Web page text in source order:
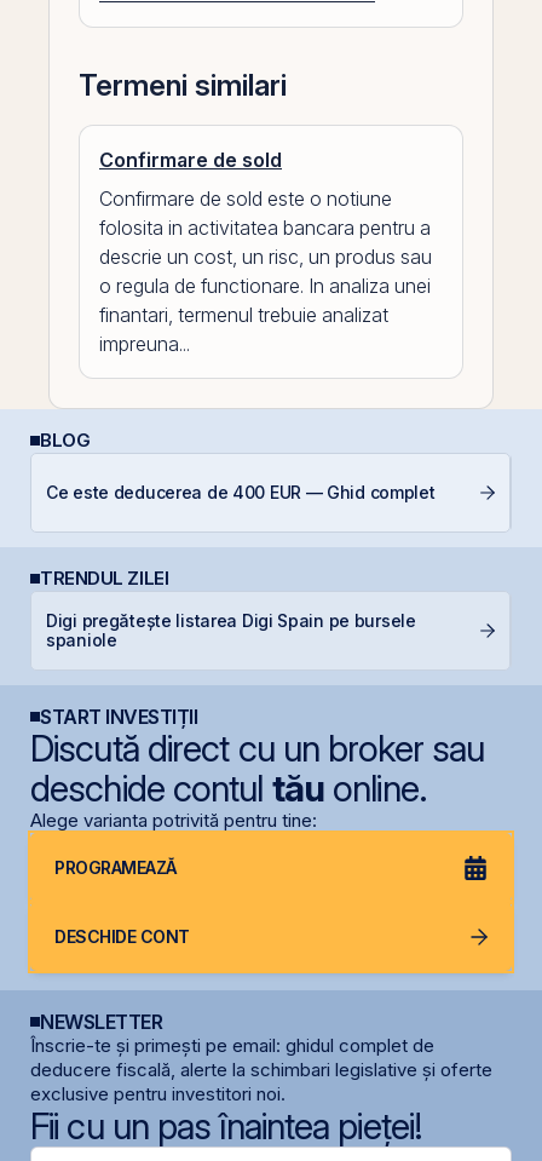
Termeni similari
Confirmare de sold
Confirmare de sold este o notiune
folosita in activitatea bancara pentru a
descrie un cost, un risc, un produs sau
o regula de functionare. In analiza unei
finantari, termenul trebuie analizat
impreuna...
BLOG
Ce este deducerea de 400 EUR — Ghid complet
TRENDUL ZILEI
Digi pregătește listarea Digi Spain pe bursele
spaniole
START INVESTIȚII
Discută direct cu un broker sau
deschide contul tăuonline.
Alege varianta potrivită pentru tine:
PROGRAMEAZĂ
DESCHIDE CONT
NEWSLETTER
Înscrie-te și primești pe email: ghidul complet de
deducere fiscală, alerte la schimbari legislative și oferte
exclusive pentru investitori noi.
Fii cu un pas înaintea pieței!